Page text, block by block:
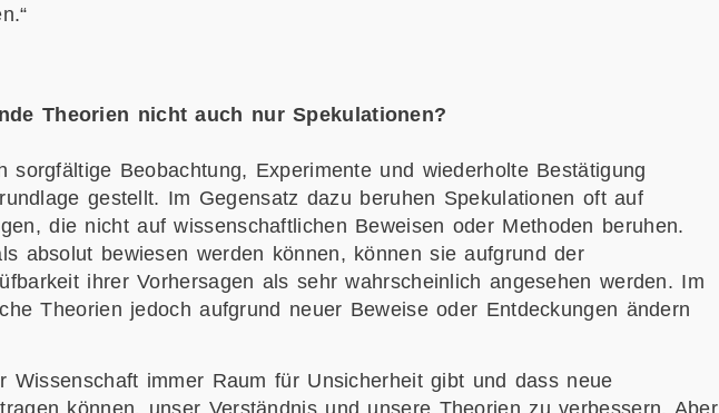
Theorien nicht auch nur Spekulationen?
sorgfältige Beobachtung, Experimente und wiederholte Bestätigung
gestellt. Im Gegensatz dazu beruhen Spekulationen oft auf
die nicht auf wissenschaftlichen Beweisen oder Methoden beruhen.
absolut bewiesen werden können, können sie aufgrund der
ihrer Vorhersagen als sehr wahrscheinlich angesehen werden. Im
Theorien jedoch aufgrund neuer Beweise oder Entdeckungen ändern
immer Raum für Unsicherheit gibt und dass neue
können, unser Verständnis und unsere Theorien zu verbessern. Aber